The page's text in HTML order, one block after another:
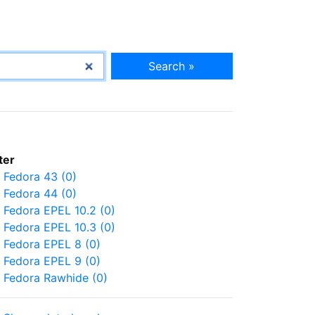
Search »
Fedora 43 (0)
Fedora 44 (0)
Fedora EPEL 10.2 (0)
Fedora EPEL 10.3 (0)
Fedora EPEL 8 (0)
Fedora EPEL 9 (0)
Fedora Rawhide (0)